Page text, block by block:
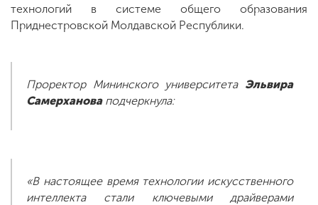
технологий в системе общего образования
Приднестровской Молдавской Республики.
Проректор Мининского университета Эльвира
Самерхановаподчеркнула:
«В настоящее время технологии искусственного
интеллекта стали ключевыми драйверами